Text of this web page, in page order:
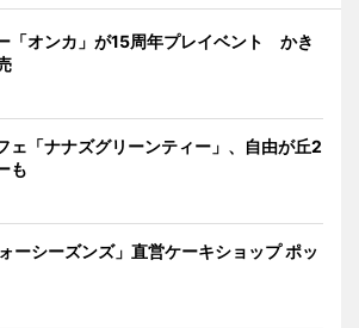
「オンカ」が15周年プレイベント かき
ェ「ナナズグリーンティー」、自由が丘2
も
ーシーズンズ」直営ケーキショップ ポッ